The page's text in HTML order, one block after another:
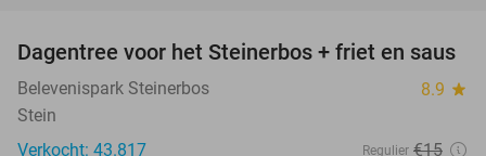
37%
Dagentree voor het Steinerbos + friet en saus
Belevenispark Steinerbos 8.9 star
Stein
Verkocht: 43.817
Regulier €15